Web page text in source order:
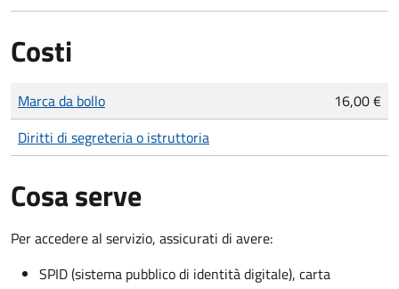
Costi
Tipo di pagamento
Importo
Marca da bollo
16,00 €
Diritti di segreteria o istruttoria
Cosa serve
Per accedere al servizio, assicurati di avere:
SPID (sistema pubblico di identità digitale), carta